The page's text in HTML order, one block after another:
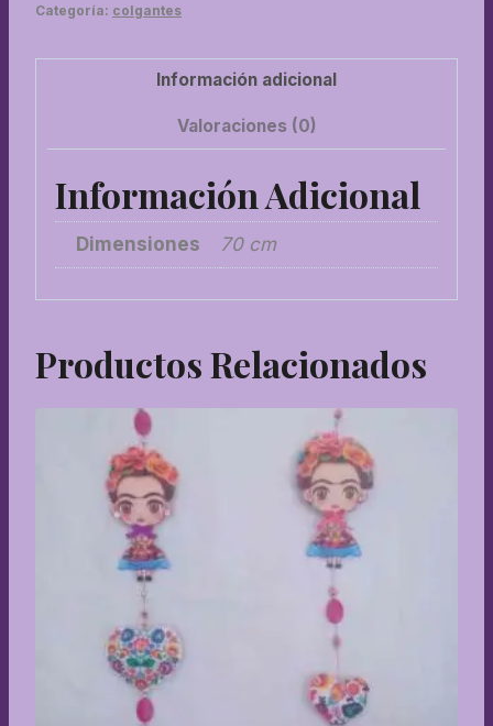
Categoría: colgantes
Información adicional
Valoraciones (0)
Información Adicional
Dimensiones 70 cm
Productos Relacionados